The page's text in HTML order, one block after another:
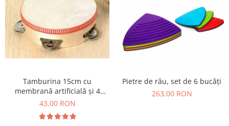
Amenajări camere senzoriale
Echipamente camere senzoriale
Oferte pentru Camere Senzoriale
Creativitate si indemanare
Jucarii de constructii
Dezvoltare cognitiva
Tamburina 15cm cu
membrană artificială și 4
perechi de zurgălăi
43,00 RON
Pietre de râu, set de 6 bucăți
263,00 RON